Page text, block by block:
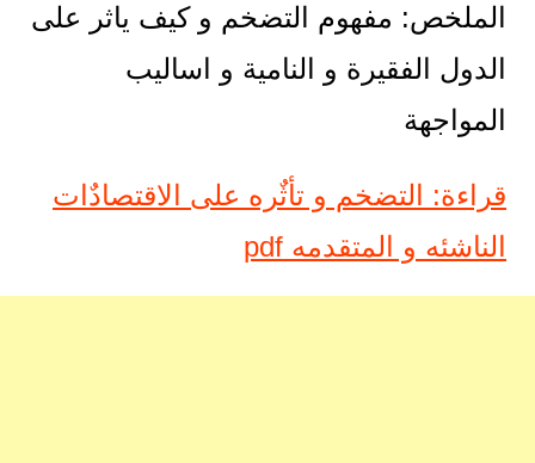
الملخص: مفهوم التضخم و كيف ياثر على
الدول الفقيرة و النامية و اساليب
المواجهة
قراءة: التضخم و تأثٌره على الاقتصادٌات
الناشئه و المتقدمه pdf